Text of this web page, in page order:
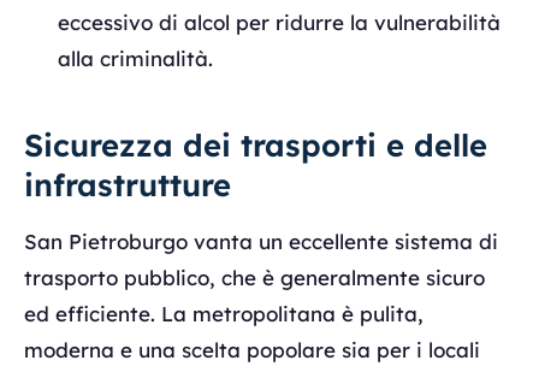
eccessivo di alcol per ridurre la vulnerabilità
alla criminalità.
Sicurezza dei trasporti e delle
infrastrutture
San Pietroburgo vanta un eccellente sistema di
trasporto pubblico, che è generalmente sicuro
ed efficiente. La metropolitana è pulita,
moderna e una scelta popolare sia per i locali